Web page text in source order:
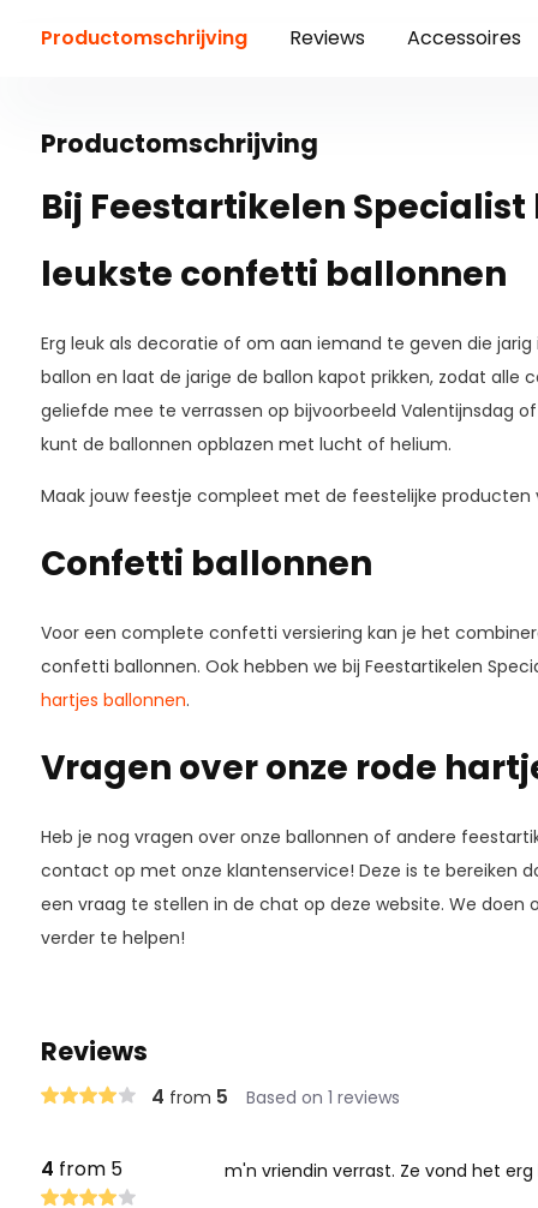
Productomschrijving Reviews Accessoires
Productomschrijving
Bij Feestartikelen Specialist
leukste confetti ballonnen
Erg leuk als decoratie of om aan iemand te geven die jarig
ballon en laat de jarige de ballon kapot prikken, zodat alle
geliefde mee te verrassen op bijvoorbeeld Valentijnsdag
kunt de ballonnen opblazen met lucht of helium.
Maak jouw feestje compleet met de feestelijke producten
Confetti ballonnen
Voor een complete confetti versiering kan je het
confetti ballonnen. Ook hebben we bij Feestartikelen
hartjes ballonnen.
Vragen over onze rode
Heb je nog vragen over onze ballonnen of andere
contact op met onze klantenservice! Deze is te bereiken
een vraag te stellen in de chat op deze website. We doen
verder te helpen!
Reviews
4 from 5 Based on 1 reviews
4 from 5 m'n vriendin verrast. Ze vond het